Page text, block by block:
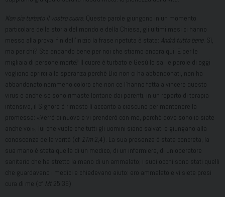
Non sia turbato il vostro cuore . Queste parole giungono in un momento
particolare della storia del mondo e della Chiesa, gli ultimi mesi ci hanno
messo alla prova, fin dall’inizio la frase ripetuta è stata:
Andrà tutto bene . Sì,
ma per chi? Sta andando bene per noi che stiamo ancora qui. E per le
migliaia di persone morte? Il cuore è turbato e Gesù lo sa, le parole di oggi
vogliono aprirci alla speranza perché Dio non ci ha abbandonati, non ha
abbandonato nemmeno coloro che non ce l’hanno fatta a vincere questo
virus e anche se sono rimaste lontane dai parenti, in un reparto di terapia
intensiva, il Signore è rimasto lì accanto a ciascuno per mantenere la
promessa: «Verrò di nuovo e vi prenderò con me, perché dove sono io siate
anche voi», lui che vuole che tutti gli uomini siano salvati e giungano alla
conoscenza della verità (cf 1Tm 2,4). La sua presenza è stata concreta, la
sua mano è stata quella di un medico, di un infermiere, di un operatore
sanitario che ha stretto la mano di un ammalato; i suoi occhi sono stati quelli
che guardavano i medici e chiedevano aiuto: ero ammalato e vi siete presi
cura di me (cf Mt 25,36).